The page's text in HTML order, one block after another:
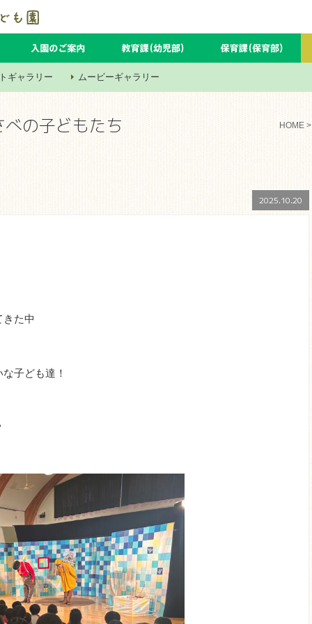
ギャラリー ムービーギャラリー
の子どもたち HOME
2025.10.20
た中
子ども達！